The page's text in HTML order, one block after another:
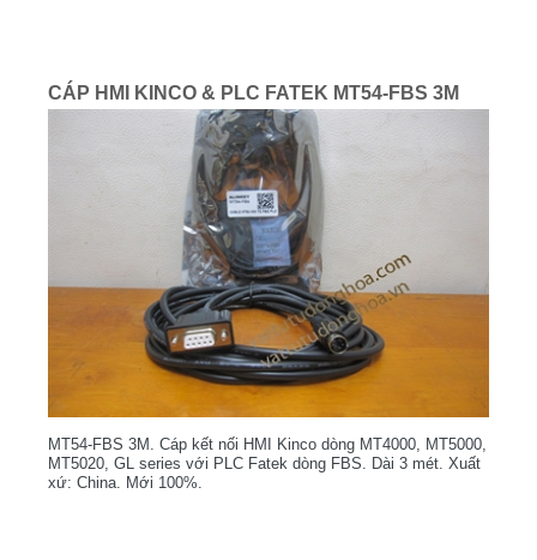
CÁP HMI KINCO & PLC FATEK MT54-FBS 3M
MT54-FBS 3M. Cáp kết nối HMI Kinco dòng MT4000, MT5000,
MT5020, GL series với PLC Fatek dòng FBS. Dài 3 mét. Xuất
xứ: China. Mới 100%.